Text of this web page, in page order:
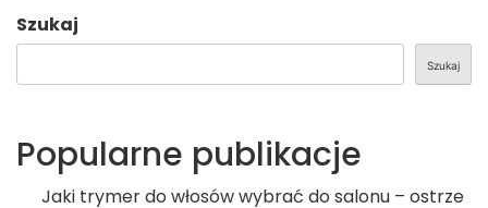
Szukaj
Szukaj
Popularne publikacje
Jaki trymer do włosów wybrać do salonu – ostrze